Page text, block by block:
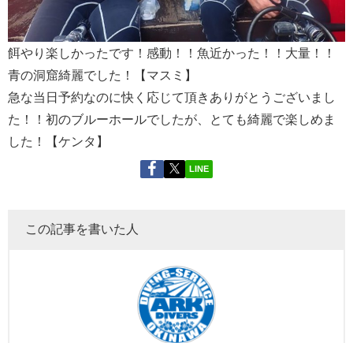
餌やり楽しかったです！感動！！魚近かった！！大量！！
青の洞窟綺麗でした！【マスミ】
急な当日予約なのに快く応じて頂きありがとうございまし
た！！初のブルーホールでしたが、とても綺麗で楽しめま
した！【ケンタ】
LINE
この記事を書いた人